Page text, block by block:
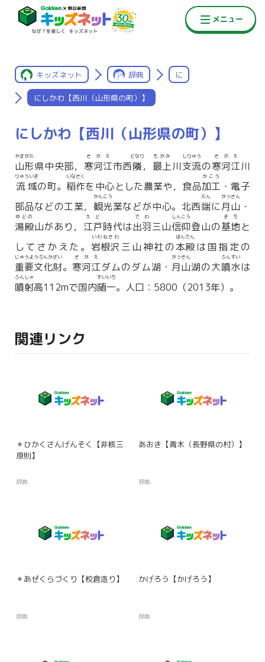
キッズネット 辞典 に
にしかわ【西川（山形県の町）】
にしかわ【西川（山形県の町）】
山形
やまがた
県中央部， 寒河江
さがえ
市西隣
どなり
， 最上
もがみ
川支流
しりゅう
の寒河江
さがえ
川
流域
りゅういき
の町。 稲作
いなさく
を中心とした農業や，食品加工
かこう
・電子
部品などの工業， 観光
かんこう
業などが中心。北西端
たん
に月山
がっさん
・
湯殿
ゆどの
山があり， 江戸
えど
時代は出羽
でわ
三山信仰
しんこう
登山の基地
きち
と
してさかえた。 岩根沢
いわねさわ
三山神社の本殿
ほんでん
は国指定の
重要文化財
じゅうようぶんかざい
。 寒河江
さがえ
ダムのダム湖・ 月山
がっさん
湖の大噴水
ふんすい
は
噴射
ふんしゃ
高112mで国内随一
ずいいち
。人口：5800（2013年）。
関連リンク
＊ひかくさんげんそく【非核三
原則】
辞典
あおき【青木（長野県の村）】
辞典
＊あぜくらづくり【校倉造り】
辞典
かげろう【かげろう】
辞典